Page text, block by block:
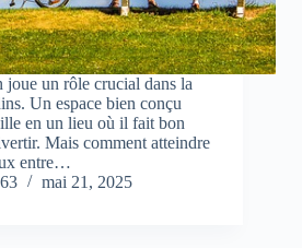
joue un rôle crucial dans la
Un espace bien conçu
en un lieu où il fait bon
Mais comment atteindre
entre…
mai 21, 2025